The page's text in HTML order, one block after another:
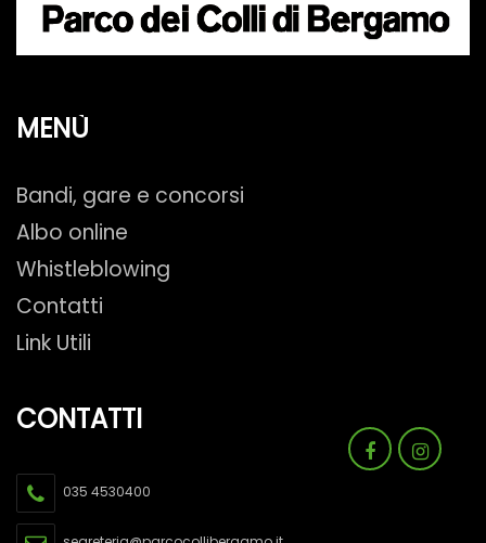
MENÙ
Bandi, gare e concorsi
Albo online
Whistleblowing
Contatti
Link Utili
CONTATTI
035 4530400